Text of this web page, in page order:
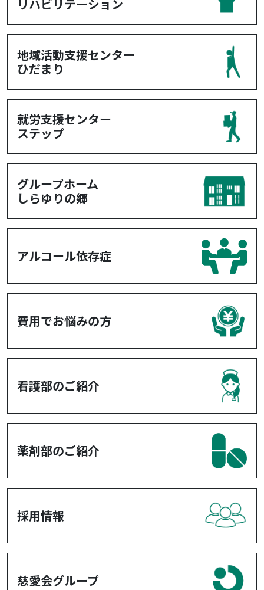
リハビリテーション
地域活動支援センター
ひだまり
就労支援センター
ステップ
グループホーム
しらゆりの郷
アルコール依存症
費用でお悩みの方
看護部のご紹介
薬剤部のご紹介
採用情報
慈愛会グループ